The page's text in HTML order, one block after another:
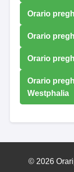
Orario
Orario
Orario
Orario
Westphalia
© 2026